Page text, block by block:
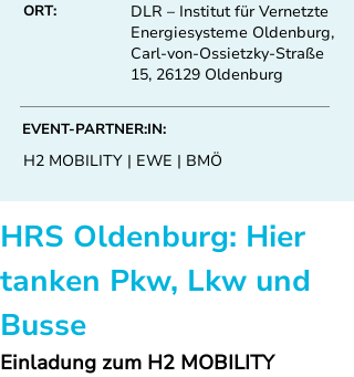
ORT:
DLR – Institut für Vernetzte
Energiesysteme Oldenburg,
Carl-von-Ossietzky-Straße
15, 26129 Oldenburg
EVENT-PARTNER:IN:
H2 MOBILITY | EWE | BMÖ
HRS Oldenburg: Hier
tanken Pkw, Lkw und
Busse
Einladung zum H2 MOBILITY